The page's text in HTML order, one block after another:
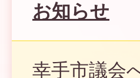
お知らせ
幸手市議会